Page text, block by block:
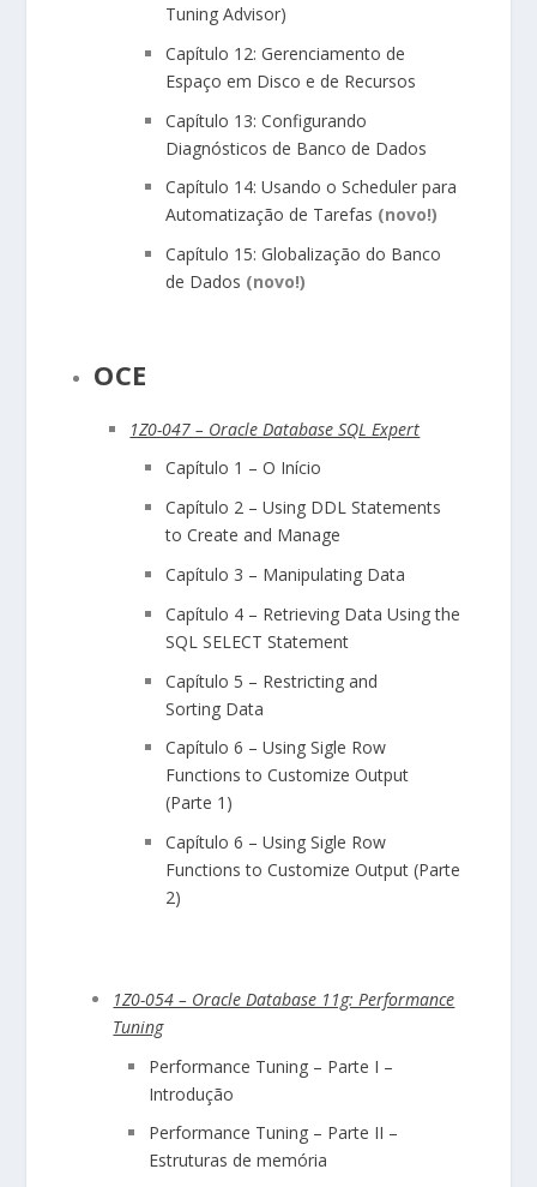
Tuning Advisor)
Capítulo 12: Gerenciamento de
Espaço em Disco e de Recursos
Capítulo 13: Configurando
Diagnósticos de Banco de Dados
Capítulo 14: Usando o Scheduler para
Automatização de Tarefas (novo!)
Capítulo 15: Globalização do Banco
de Dados (novo!)
OCE
1Z0-047 – Oracle Database SQL Expert
Capítulo 1 –O Início
Capítulo 2 – Using DDL Statements
to Create and Manage
Capítulo 3 – Manipulating Data
Capítulo 4 – Retrieving Data Using the
SQL SELECT Statement
Capítulo 5 – Restricting and
Sorting Data
Capítulo 6 – Using Sigle Row
Functions to Customize Output
(Parte 1)
Capítulo 6 – Using Sigle Row
Functions to Customize Output (Parte
2)
1Z0-054 – Oracle Database 11g: Performance
Tuning
Performance Tuning – Parte I –
Introdução
Performance Tuning – Parte II –
Estruturas de memória